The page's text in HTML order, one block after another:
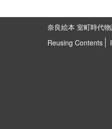
奈良絵本 室町時代
Reusing Contents